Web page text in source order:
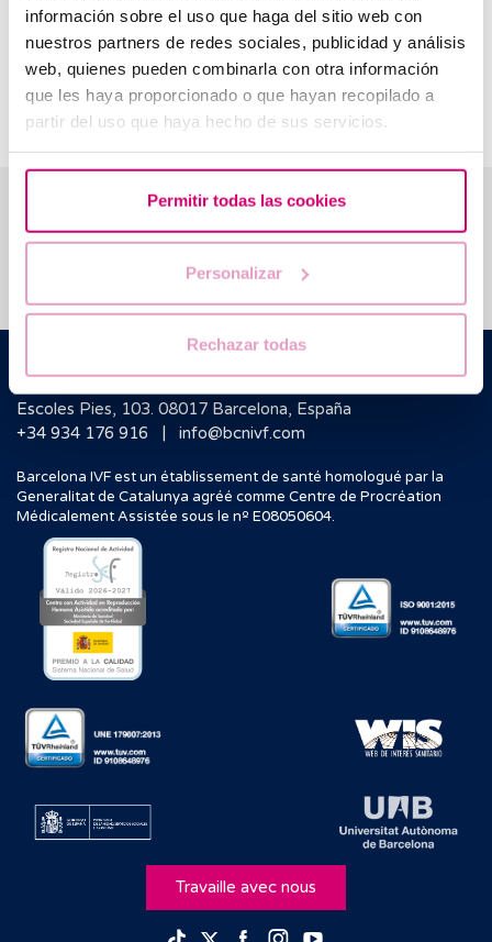
información sobre el uso que haga del sitio web con
nuestros partners de redes sociales, publicidad y análisis
web, quienes pueden combinarla con otra información
que les haya proporcionado o que hayan recopilado a
partir del uso que haya hecho de sus servicios.
Permitir todas las cookies
Personalizar
Rechazar todas
L’implantation de l’embryon entraîne une augmentation des
niveaux de gonadotrophine chorionique humaine (hCG),
d’œstrogènes et de progestérone, qui sera la principale
cause des premiers symptômes de la grossesse : fatigue,
sensibilité des seins, etc.
Nous vous aidons à trouver les réponses à vos
questions
Escoles Pies, 103. 08017 Barcelona, España
+34 934 176 916
| info@bcnivf.com
Barcelona IVF est un établissement de santé homologué par la
Generalitat de Catalunya agréé comme Centre de Procréation
Médicalement Assistée sous le nº E08050604.
Travaille avec nous